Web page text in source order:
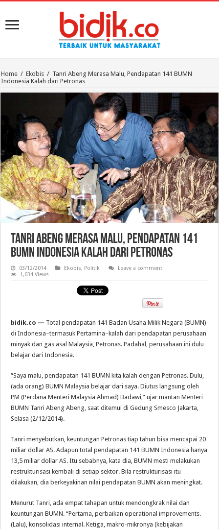
Home / Ekobis / Tanri Abeng Merasa Malu, Pendapatan 141 BUMN
Indonesia Kalah dari Petronas
Tanri Abeng Merasa Malu, Pendapatan 141
BUMN Indonesia Kalah dari Petronas
03/12/2014 Ekobis, Politik
Leave a comment
1,034 Views
bidik.co — Total pendapatan 141 Badan Usaha Milik Negara (BUMN)
di Indonesia–termasuk Pertamina–kalah dari pendapatan perusahaan
minyak dan gas asal Malaysia, Petronas. Padahal, perusahaan ini dulu
belajar dari Indonesia.
“Saya malu, pendapatan 141 BUMN kita kalah dengan Petronas. Dulu,
(ada orang) BUMN Malaysia belajar dari saya. Diutus langsung oleh
PM (Perdana Menteri Malaysia Ahmad) Badawi,” ujar mantan Menteri
BUMN Tanri Abeng Abeng, saat ditemui di Gedung Smesco Jakarta,
Selasa (2/12/2014).
Tanri menyebutkan, keuntungan Petronas tiap tahun bisa mencapai 20
miliar dollar AS. Adapun total pendapatan 141 BUMN Indonesia hanya
13,5 miliar dollar AS. Itu sebabnya, kata dia, BUMN mesti melakukan
restrukturisasi kembali di setiap sektor. Bila restrukturisasi itu
dilakukan, dia berkeyakinan nilai pendapatan BUMN akan meningkat.
Menurut Tanri, ada empat tahapan untuk mendongkrak nilai dan
keuntungan BUMN. “Pertama, perbaikan operational improvements.
(Lalu), konsolidasi internal. Ketiga, makro-mikronya (kebijakan